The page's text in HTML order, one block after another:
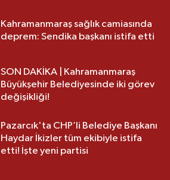
Kahramanmaraş sağlık camiasında
deprem: Sendika başkanı istifa etti
SON DAKİKA | Kahramanmaraş
Büyükşehir Belediyesinde iki görev
değişikliği!
Pazarcık'ta CHP’li Belediye Başkanı
Haydar İkizler tüm ekibiyle istifa
etti! İşte yeni partisi